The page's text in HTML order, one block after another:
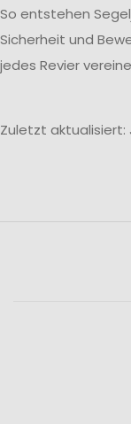
So entstehen
Sicherheit und
jedes Revier
Zuletzt aktualisiert: